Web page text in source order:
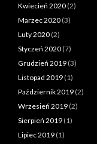
Kwiecień 2020 (2)
Marzec 2020 (3)
Luty 2020 (2)
Styczeń 2020 (7)
Grudzień 2019 (3)
Listopad 2019 (1)
Październik 2019 (2)
Wrzesień 2019 (2)
Sierpień 2019 (1)
Lipiec 2019 (1)